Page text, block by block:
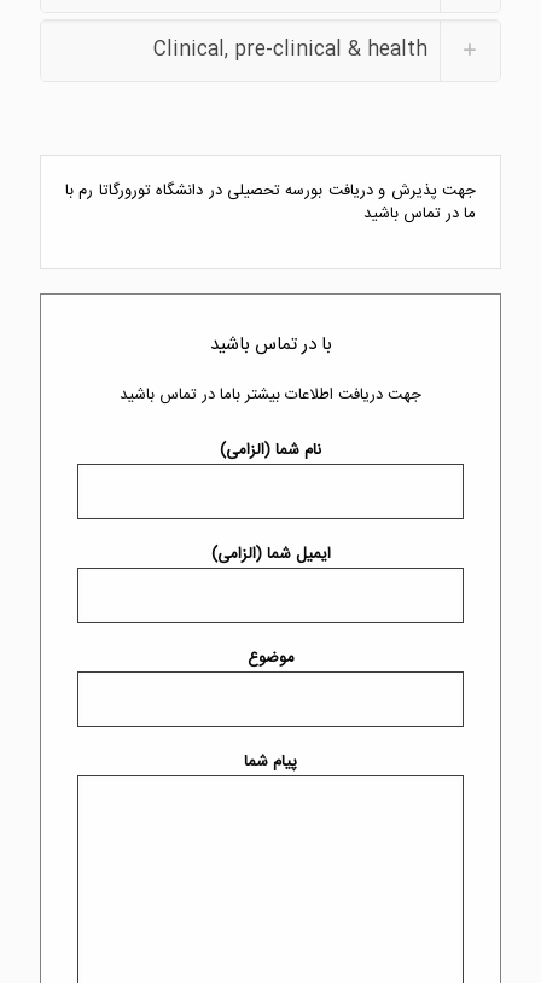
Clinical, pre-clinical & health
جهت پذیرش و دریافت بورسه تحصیلی در دانشگاه تورورگاتا رم با
ما در تماس باشید
با در تماس باشید
جهت دریافت اطلاعات بیشتر باما در تماس باشید
نام شما (الزامی)
ایمیل شما (الزامی)
موضوع
پیام شما